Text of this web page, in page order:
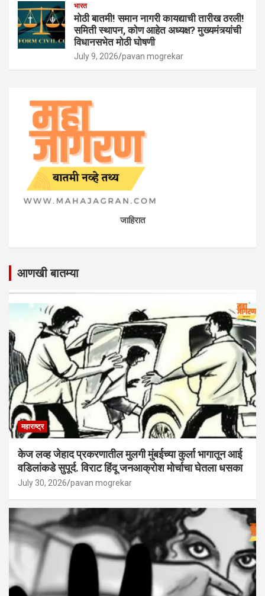
भारत
मोठी बातमी! समान नागरी कायद्याची तारीख ठरली!
समिती स्थापन, कोण आहेत अध्यक्ष? मुख्यमंत्र्यांची
विधानसभेत मोठी घोषणी
July 9, 2026 pavan mogrekar
जाहिरात
आणखी बातम्या
महाराष्ट्र
केज लव्ह जेहाद प्रकरणातील मुलगी मुंबईच्या कुर्ला भागातून आई
वडिलांकडे सुपूर्द. विराट हिंदू जनआक्रोश मोर्चाचा घेतला धसका
July 30, 2026 pavan mogrekar